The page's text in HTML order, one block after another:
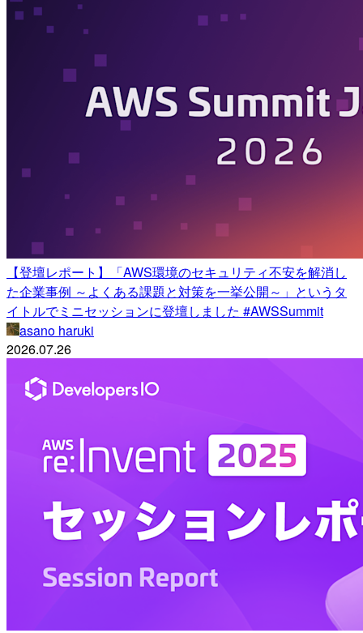
【登壇レポート】「AWS環境のセキュリティ不安を解消し
た企業事例 ～よくある課題と対策を一挙公開～」というタ
イトルでミニセッションに登壇しました #AWSSummit
asano haruki
2026.07.26